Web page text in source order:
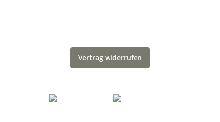
Vertrag widerrufen